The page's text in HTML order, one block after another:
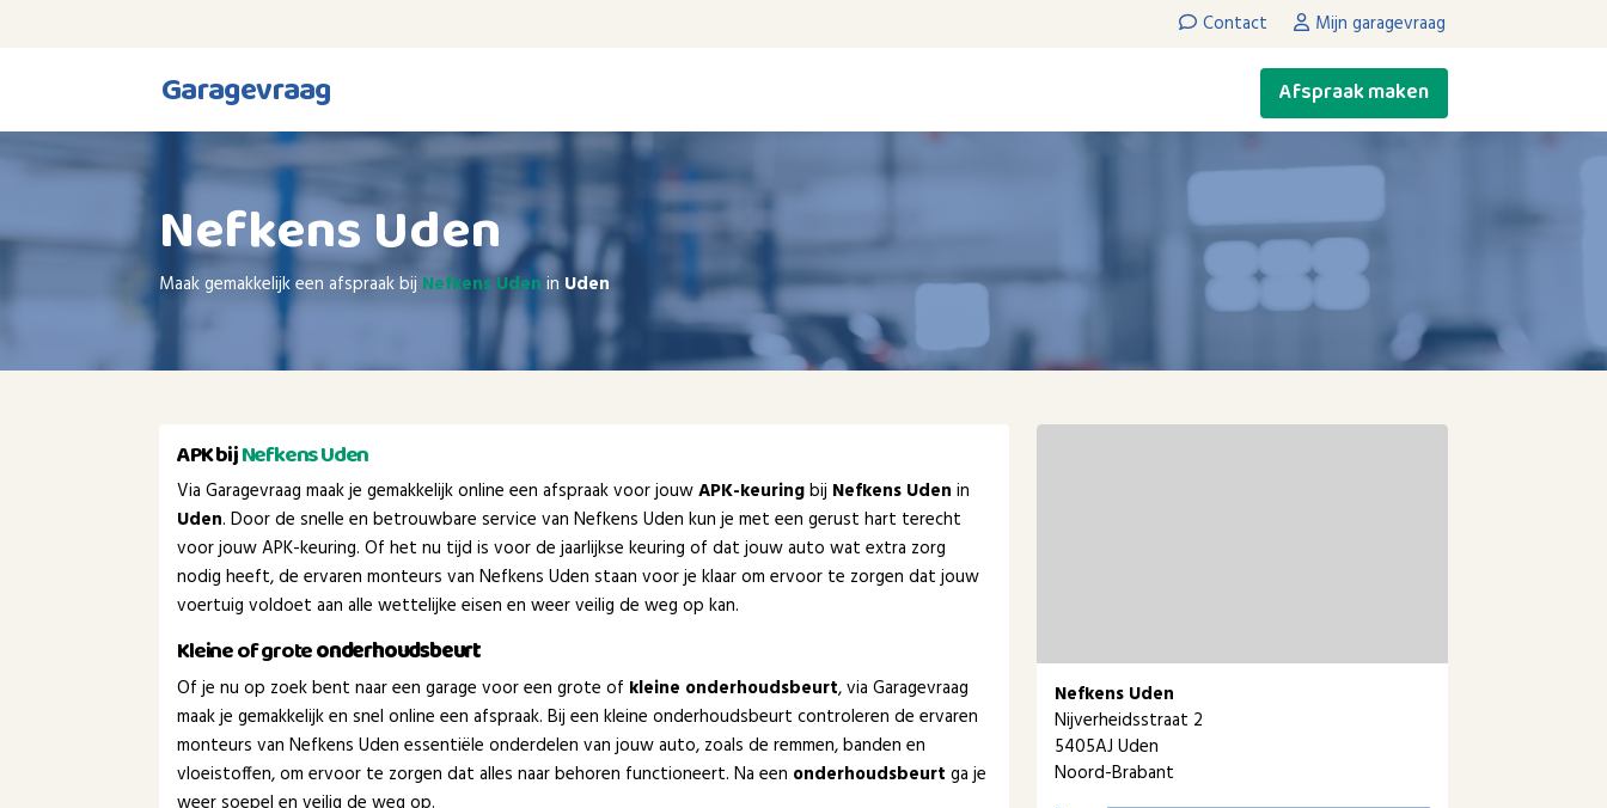
Contact Mijn garagevraag
Garagevraag Afspraak maken
Nefkens Uden
Maak gemakkelijk een afspraak bij Nefkens Uden in Uden
APK bijNefkens Uden
Via Garagevraag maak je gemakkelijk online een afspraak voor jouwAPK-keuringbij Nefkens Uden in
Uden. Door de snelle en betrouwbare service van Nefkens Uden kun je met een gerust hart terecht
voor jouw APK-keuring. Of het nu tijd is voor de jaarlijkse keuring of dat jouw auto wat extra zorg
nodig heeft, de ervaren monteurs van Nefkens Uden staan voor je klaar om ervoor te zorgen dat jouw
voertuig voldoet aan alle wettelijke eisen en weer veilig de weg op kan.
Kleine of groteonderhoudsbeurt
Of je nu op zoek bent naar een garage voor een grote of kleine onderhoudsbeurt, via Garagevraag
maak je gemakkelijk en snel online een afspraak. Bij een kleine onderhoudsbeurt controleren de ervaren
monteurs van Nefkens Uden essentiële onderdelen van jouw auto, zoals de remmen, banden en
vloeistoffen, om ervoor te zorgen dat alles naar behoren functioneert. Na een onderhoudsbeurt ga je
Nefkens Uden
Nijverheidsstraat 2
5405AJ Uden
Noord-Brabant